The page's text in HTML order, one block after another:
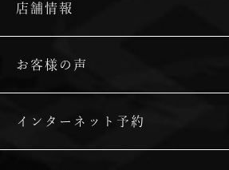
店舗情報
お客様の声
インターネット予約